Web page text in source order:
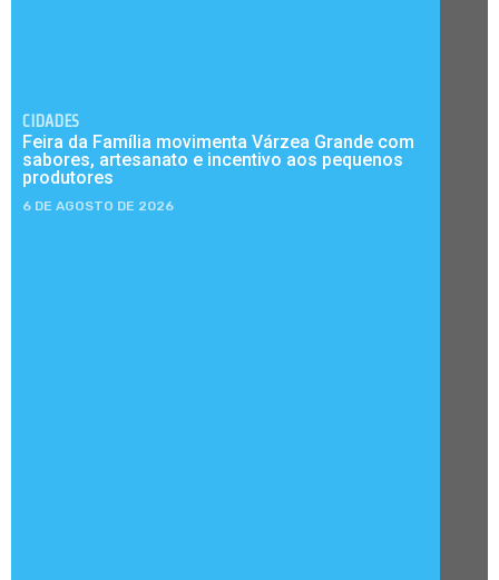
CIDADES
Feira da Família movimenta Várzea Grande com
sabores, artesanato e incentivo aos pequenos
produtores
6 DE AGOSTO DE 2026